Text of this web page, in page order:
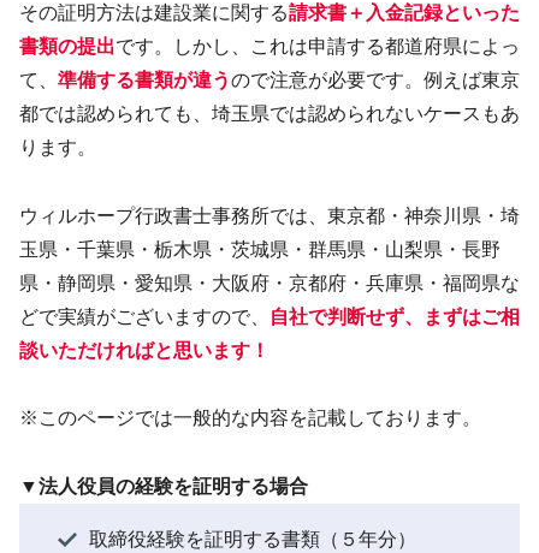
その証明方法は建設業に関する請求書＋入金記録といった
書類の提出です。しかし、これは申請する都道府県によっ
て、 準備する書類が違うので注意が必要です。例えば東京
都では認められても、埼玉県では認められないケースもあ
ります。
ウィルホープ行政書士事務所では、東京都・神奈川県・埼
玉県・千葉県・栃木県・茨城県・群馬県・山梨県・長野
県・静岡県・愛知県・大阪府・京都府・兵庫県・福岡県な
どで実績がございますので、
自社で判断せず、まずはご相
談いただければと思います！
※このページでは一般的な内容を記載しております。
▼法人役員の経験を証明する場合
取締役経験を証明する書類（５年分）